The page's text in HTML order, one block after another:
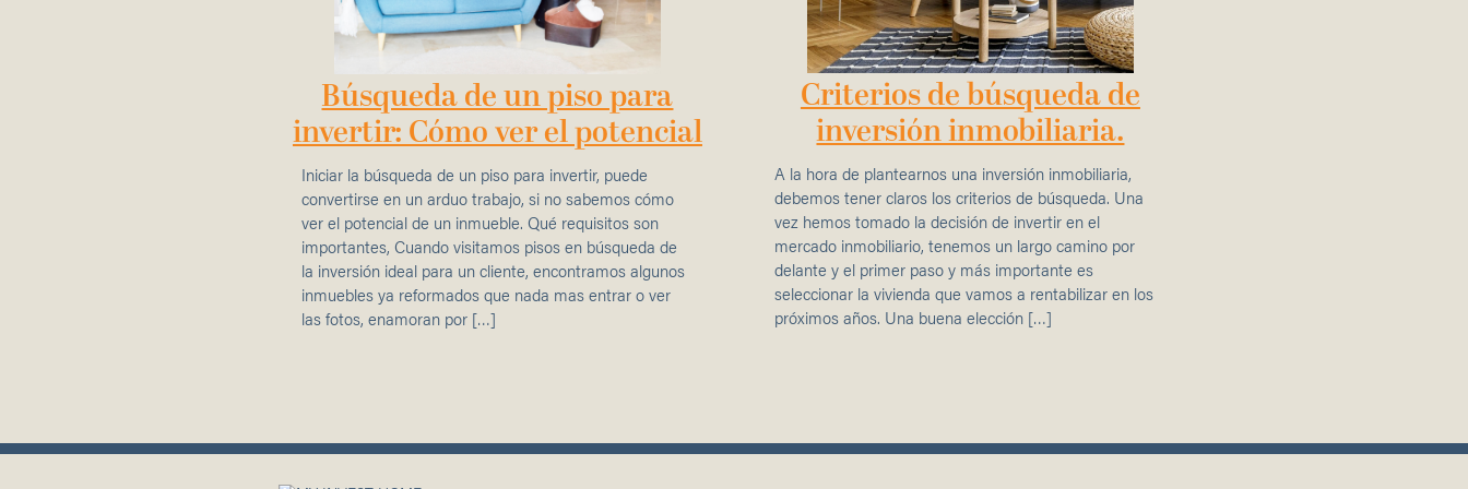
Búsqueda de un piso para
invertir: Cómo ver el potencial
Iniciar la búsqueda de un piso para invertir, puede
convertirse en un arduo trabajo, si no sabemos cómo
ver el potencial de un inmueble. Qué requisitos son
importantes, Cuando visitamos pisos en búsqueda de
la inversión ideal para un cliente, encontramos algunos
inmuebles ya reformados que nada mas entrar o ver
las fotos, enamoran por […]
Criterios de búsqueda de
inversión inmobiliaria.
A la hora de plantearnos una inversión inmobiliaria,
debemos tener claros los criterios de búsqueda. Una
vez hemos tomado la decisión de invertir en el
mercado inmobiliario, tenemos un largo camino por
delante y el primer paso y más importante es
seleccionar la vivienda que vamos a rentabilizar en los
próximos años. Una buena elección […]